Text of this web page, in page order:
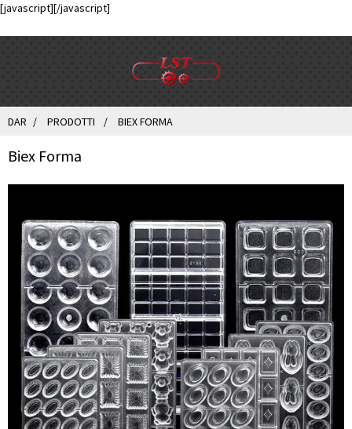
[javascript][/javascript]
DAR PRODOTTI BIEX FORMA
Biex Forma